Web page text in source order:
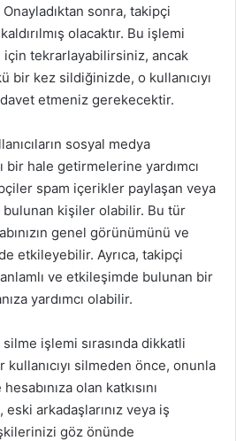
sonra, takipçi
olacaktır. Bu işlemi
tekrarlayabilirsiniz, ancak
bir kez sildiğinizde, o kullanıcıyı
etmeniz gerekecektir.
sosyal medya
bir hale getirmelerine yardımcı
spam içerikler paylaşan veya
kişiler olabilir. Bu tür
genel görünümünü ve
etkileyebilir. Ayrıca, takipçi
anlamlı ve etkileşimde bulunan bir
yardımcı olabilir.
işlemi sırasında dikkatli
kullanıcıyı silmeden önce, onunla
olan katkısını
arkadaşlarınız veya iş
göz önünde